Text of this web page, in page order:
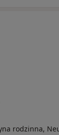
rodzinna,